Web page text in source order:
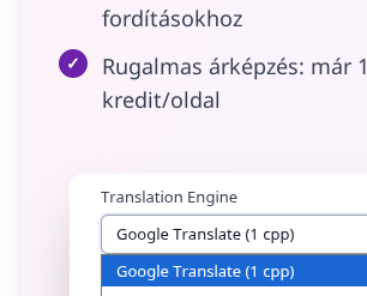
fordításokhoz
✓
Rugalmas árképzés: már 1
kredit/oldal